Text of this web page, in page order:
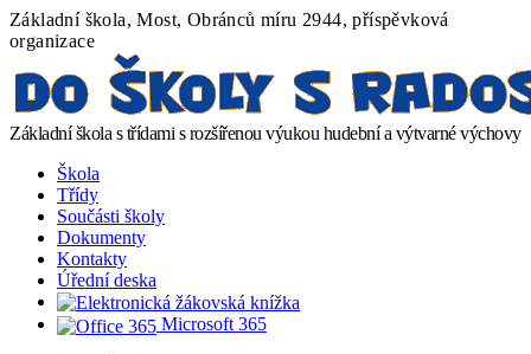
Základní škola, Most, Obránců míru 2944, příspěvková
organizace
Základní škola s třídami s rozšířenou výukou hudební a výtvarné výchovy
Škola
Třídy
Součásti školy
Dokumenty
Kontakty
Úřední deska
Microsoft 365